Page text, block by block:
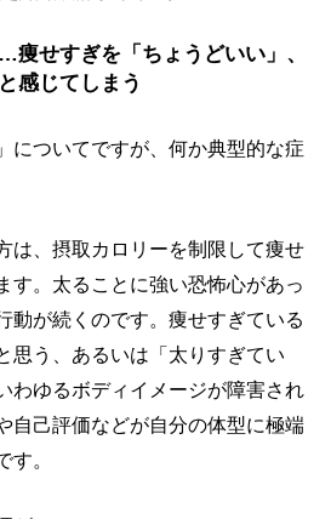
痩せすぎを「ちょうどいい」、
感じてしまう
についてですが、何か典型的な症
は、摂取カロリーを制限して痩せ
す。太ることに強い恐怖心があっ
動が続くのです。痩せすぎている
思う、あるいは「太りすぎてい
わゆるボディイメージが障害され
自己評価などが自分の体型に極端
す。